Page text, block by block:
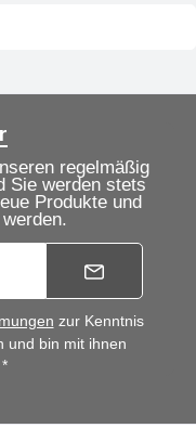
regelmäßig
Sie werden stets
Produkte und
zur Kenntnis
und bin mit ihnen